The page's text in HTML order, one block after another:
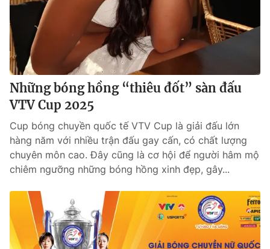
Những bóng hồng “thiêu đốt” sàn đấu
VTV Cup 2025
Cup bóng chuyền quốc tế VTV Cup là giải đấu lớn
hàng năm với nhiều trận đấu gay cấn, có chất lượng
chuyên môn cao. Đây cũng là cơ hội để người hâm mộ
chiêm ngưỡng những bóng hồng xinh đẹp, gây...